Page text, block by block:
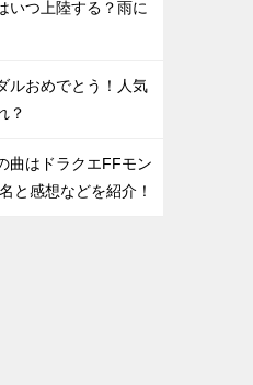
いつ上陸する？雨に
ルおめでとう！人気
？
曲はドラクエFFモン
と感想などを紹介！